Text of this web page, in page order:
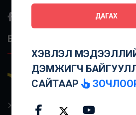
ДАГАХ
ХЭВЛЭЛ
ДЭМЖИГЧ
САЙТААР
БУСАД ХОЛБООС
Энд дарж
зүйг дэмжээрэй.
Холбоо барих